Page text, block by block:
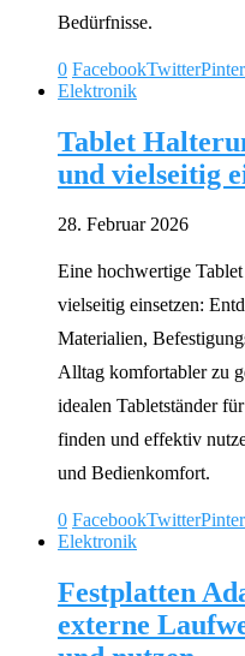
Bedürfnisse.
0 FacebookTwitter
Elektronik
Tablet
und vielseitig
28. Februar 2026
Eine hochwertige
vielseitig einsetzen:
Materialien,
Alltag komfortabler zu
idealen Tabletständer
finden und effektiv
und Bedienkomfort.
0 FacebookTwitter
Elektronik
Festplatten
externe